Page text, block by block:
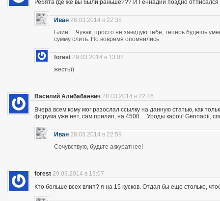
Ребята где же вы были раньше??? И Геннадий поздно
Иван 28.03.2014 в 22:35
Блин… Чувак, просто не завидую тебе, теперь будешь
сумму слить. Но вовремя опомнились
forest 29.03.2014 в 13:02
жесть))
Василий Алибабаевич 28.03.2014 в 22:46
Вчера всем кому мог разослал ссылку на данную статью, как
форума уже нет, сам прилип, на 4500… Уроды кароч! Gennadii,
Иван 28.03.2014 в 22:59
Сочувствую, будьте аккуратнее!
forest 29.03.2014 в 13:07
Кто больше всех влип? я на 15 кусков. Отдал бы еще столько,